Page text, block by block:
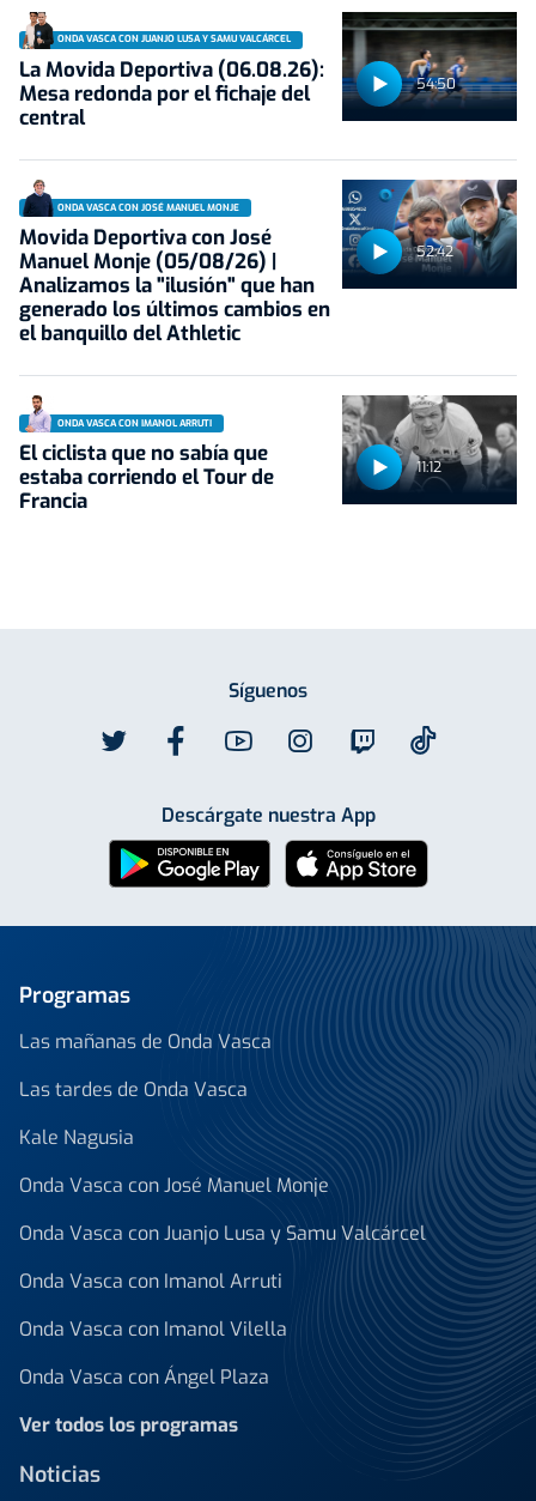
54:50
ONDA VASCA CON JUANJO LUSA Y SAMU VALCÁRCEL
La Movida Deportiva (06.08.26):
Mesa redonda por el fichaje del
central
52:42
ONDA VASCA CON JOSÉ MANUEL MONJE
Movida Deportiva con José
Manuel Monje (05/08/26) |
Analizamos la "ilusión" que han
generado los últimos cambios en
el banquillo del Athletic
11:12
ONDA VASCA CON IMANOL ARRUTI
El ciclista que no sabía que
estaba corriendo el Tour de
Francia
Síguenos
Descárgate nuestra App
Programas
Las mañanas de Onda Vasca
Las tardes de Onda Vasca
Kale Nagusia
Onda Vasca con José Manuel Monje
Onda Vasca con Juanjo Lusa y Samu Valcárcel
Onda Vasca con Imanol Arruti
Onda Vasca con Imanol Vilella
Onda Vasca con Ángel Plaza
Ver todos los programas
Noticias